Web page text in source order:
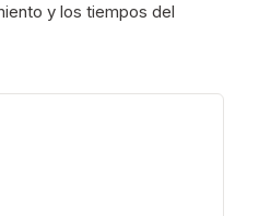
y los tiempos del